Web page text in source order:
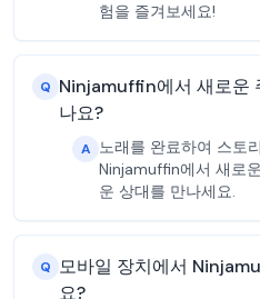
험을 즐겨보세요!
Q Ninjamuffin에서 새로운
나요?
A 노래를 완료하여 스토
Ninjamuffin에서 새로
운 상대를 만나세요.
Q 모바일 장치에서
요?